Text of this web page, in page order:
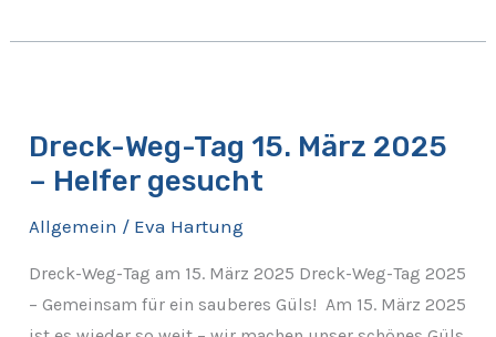
Dreck-Weg-Tag 15. März 2025
– Helfer gesucht
Allgemein / Eva Hartung
Dreck-Weg-Tag am 15. März 2025 Dreck-Weg-Tag 2025
– Gemeinsam für ein sauberes Güls! Am 15. März 2025
Tag
15.
2025
–
Helfer